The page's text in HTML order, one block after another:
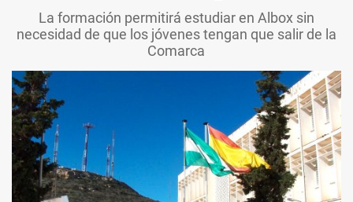
La formación permitirá estudiar en Albox sin
necesidad de que los jóvenes tengan que salir de la
Comarca